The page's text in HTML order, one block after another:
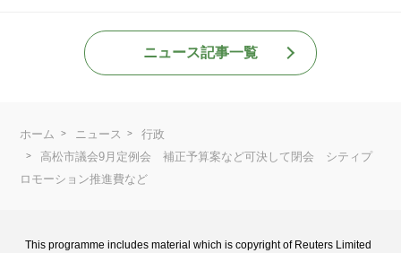
ニュース記事一覧
ホーム ニュース
行政
高松市議会9月定例会 補正予算案など可決して閉会 シティプ
ロモーション推進費など
This programme includes material which is copyright of Reuters Limited